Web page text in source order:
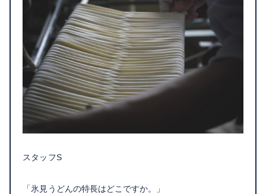
スタッフS
「氷見うどんの特長はどこですか。」​​